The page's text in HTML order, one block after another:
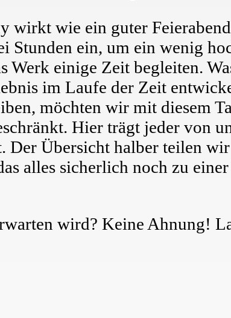
wirkt wie ein guter
Stunden ein, um ein wenig
Werk einige Zeit begleiten.
im Laufe der Zeit
möchten wir mit diesem
Hier trägt jeder von
Der Übersicht halber teilen
alles sicherlich noch zu
wird? Keine Ahnung!